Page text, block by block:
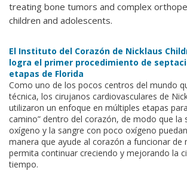
treating bone tumors and complex
children and adolescents.
El Instituto del Corazón de Nicklaus
logra el primer procedimiento de
etapas de Florida
Como uno de los pocos centros del mundo
técnica, los cirujanos cardiovasculares de
utilizaron un enfoque en múltiples etapas
camino” dentro del corazón, de modo que la
oxígeno y la sangre con poco oxígeno
manera que ayude al corazón a funcionar de
permita continuar creciendo y mejorando la
tiempo.